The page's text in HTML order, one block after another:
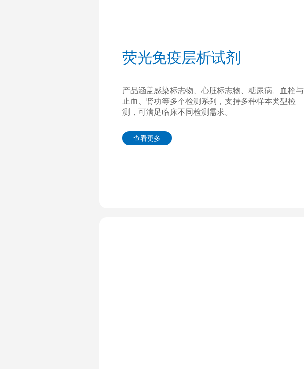
荧光免疫层析试剂
产品涵盖感染标志物、心脏标志物、糖尿病、血栓与
止血、肾功等多个检测系列，支持多种样本类型检
测，可满足临床不同检测需求。
查看更多